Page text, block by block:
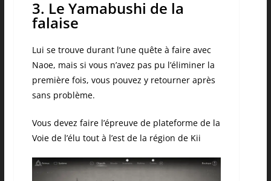
3. Le Yamabushi de la
falaise
Lui se trouve durant l’une quête à faire avec
Naoe, mais si vous n’avez pas pu l’éliminer la
première fois, vous pouvez y retourner après
sans problème.
Vous devez faire l’épreuve de plateforme de la
Voie de l’élu tout à l’est de la région de Kii